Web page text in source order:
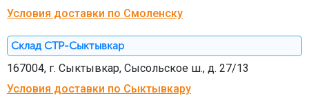
Условия доставки по Смоленску
Склад СТР-Сыктывкар
167004, г. Сыктывкар, Сысольское ш., д. 27/13
Условия доставки по Сыктывкару